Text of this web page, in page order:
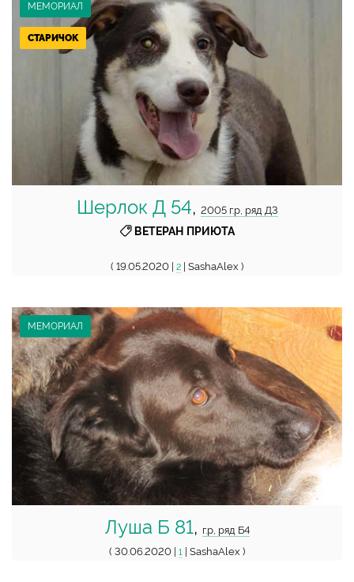
МЕМОРИАЛ
Шерлок Д 54, 2005 г.р, ряд Д3
ВЕТЕРАН ПРИЮТА
( 19.05.2020 | 2 | SashaAlex )
СТАРИЧОК
МЕМОРИАЛ
Луша Б 81, г.р, ряд Б4
( 30.06.2020 | 1 | SashaAlex )